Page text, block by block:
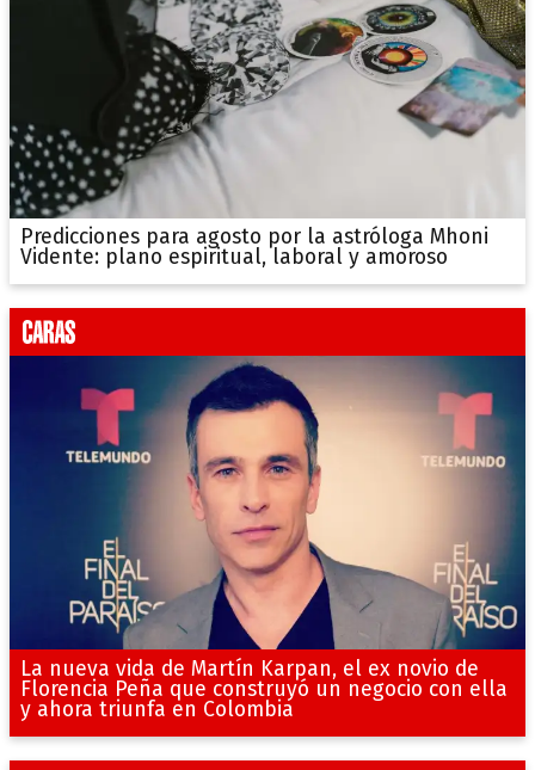
Predicciones para agosto por la astróloga Mhoni
Vidente: plano espiritual, laboral y amoroso
La nueva vida de Martín Karpan, el ex novio de
Florencia Peña que construyó un negocio con ella
y ahora triunfa en Colombia